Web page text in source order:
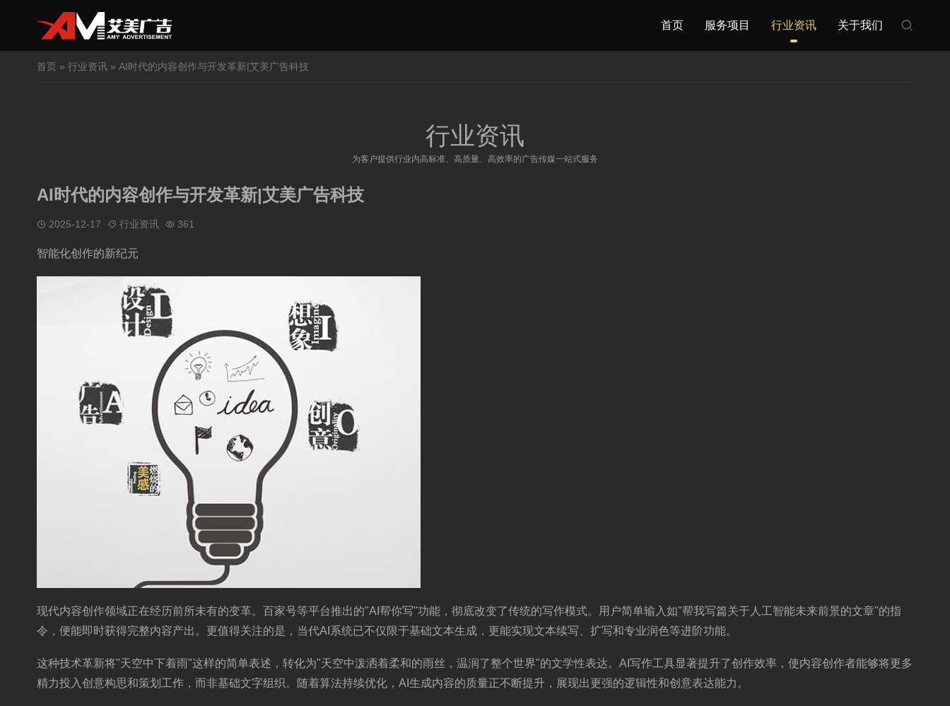
首页 服务项目 行业资讯 关于我们
首页 » 行业资讯 » AI时代的内容创作与开发革新|艾美广告科技
行业资讯
为客户提供行业内高标准、高质量、高效率的广告传媒一站式服务
AI时代的内容创作与开发革新|艾美广告科技
2025-12-17 行业资讯 361
智能化创作的新纪元
现代内容创作领域正在经历前所未有的变革。百家号等平台推出的"AI帮你写"功能，彻底改变了传统的写作模式。用户简单输入如"帮我写篇关于人工智能未来前景的文章"的指
令，便能即时获得完整内容产出。更值得关注的是，当代AI系统已不仅限于基础文本生成，更能实现文本续写、扩写和专业润色等进阶功能。
这种技术革新将"天空中下着雨"这样的简单表述，转化为"天空中泼洒着柔和的雨丝，温润了整个世界"的文学性表达。AI写作工具显著提升了创作效率，使内容创作者能够将更多
精力投入创意构思和策划工作，而非基础文字组织。随着算法持续优化，AI生成内容的质量正不断提升，展现出更强的逻辑性和创意表达能力。